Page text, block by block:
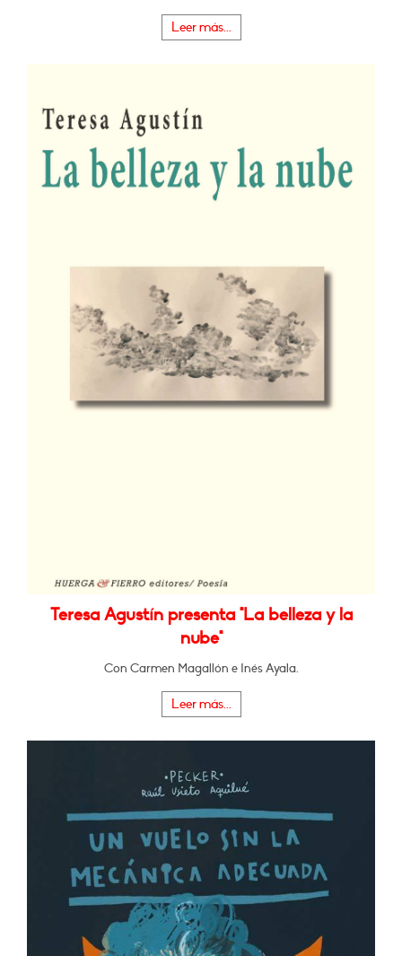
Leer más...
Teresa Agustín presenta "La belleza y la
nube"
Con Carmen Magallón e Inés Ayala.
Leer más...